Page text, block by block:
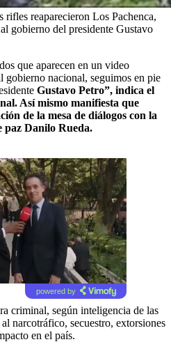
rifles reaparecieron Los Pachenca,
gobierno del presidente Gustavo
que aparecen en un video
gobierno nacional, seguimos en pie
Gustavo Petro”, indica el
Así mismo manifiesta que
de la mesa de diálogos con la
paz Danilo Rueda.
powered by
criminal, según inteligencia de las
narcotráfico, secuestro, extorsiones
en el país.